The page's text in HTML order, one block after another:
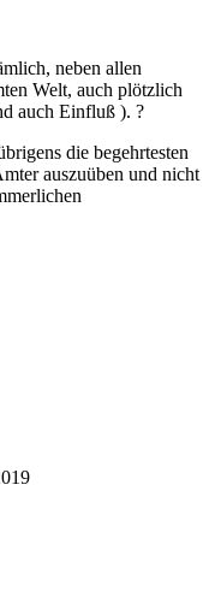
neben allen
Welt, auch plötzlich
auch Einfluß ). ?
die begehrtesten
auszuüben und nicht